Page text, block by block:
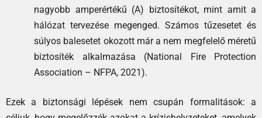
nagyobb amperértékű (A) biztosítékot, mint amit a
hálózat tervezése megenged. Számos tűzesetet és
súlyos balesetet okozott már a nem megfelelő méretű
biztosíték alkalmazása (National Fire Protection
Association – NFPA, 2021).
Ezek a biztonsági lépések nem csupán formalitások: a